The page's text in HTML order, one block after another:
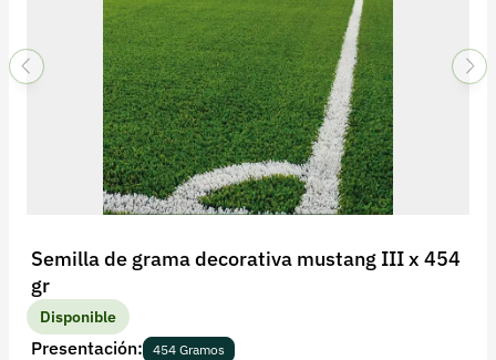
Semilla de grama decorativa mustang III x 454
gr
Disponible
Presentación: 454 Gramos
Política de devoluciones
Política de privacidad
Iniciar sesión
Recuperar contraseña
Contacto
Soporte